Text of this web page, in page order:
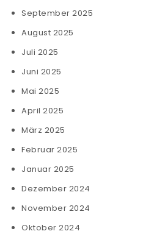
September 2025
August 2025
Juli 2025
Juni 2025
Mai 2025
April 2025
März 2025
Februar 2025
Januar 2025
Dezember 2024
November 2024
Oktober 2024